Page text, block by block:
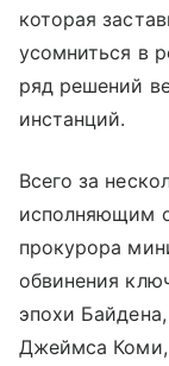
которая
усомниться в
ряд решений
инстанций.
Всего за
исполняющим
прокурора
обвинения
эпохи
Джеймса Коми,